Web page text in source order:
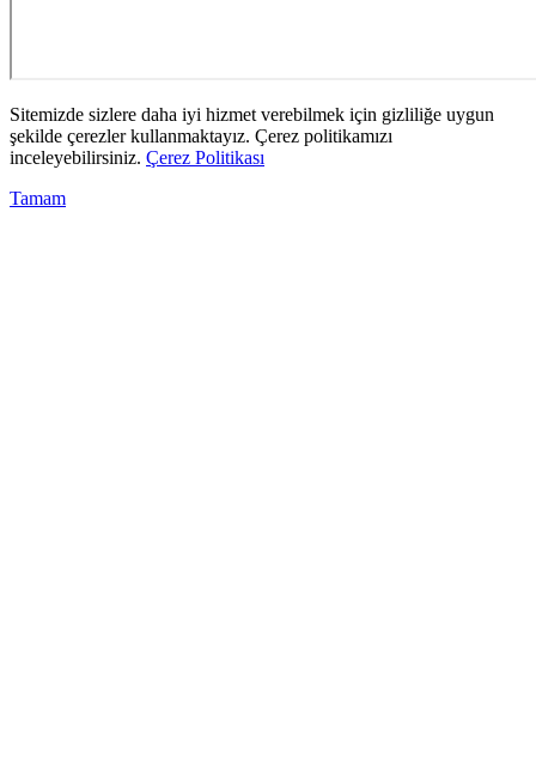
Sitemizde sizlere daha iyi hizmet verebilmek için gizliliğe uygun
şekilde çerezler kullanmaktayız. Çerez politikamızı
inceleyebilirsiniz. Çerez Politikası
Tamam